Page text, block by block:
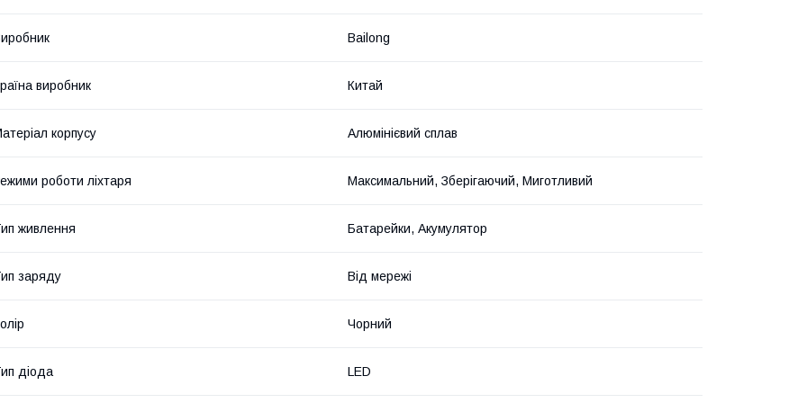
Bailong
виробник Китай
корпусу Алюмінієвий сплав
роботи ліхтаря Максимальний, Зберігаючий, Миготливий
живлення Батарейки, Акумулятор
заряду Від мережі
Чорний
діода LED